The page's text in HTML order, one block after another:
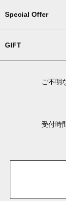
Special Offer
GIFT
ご不明
受付時